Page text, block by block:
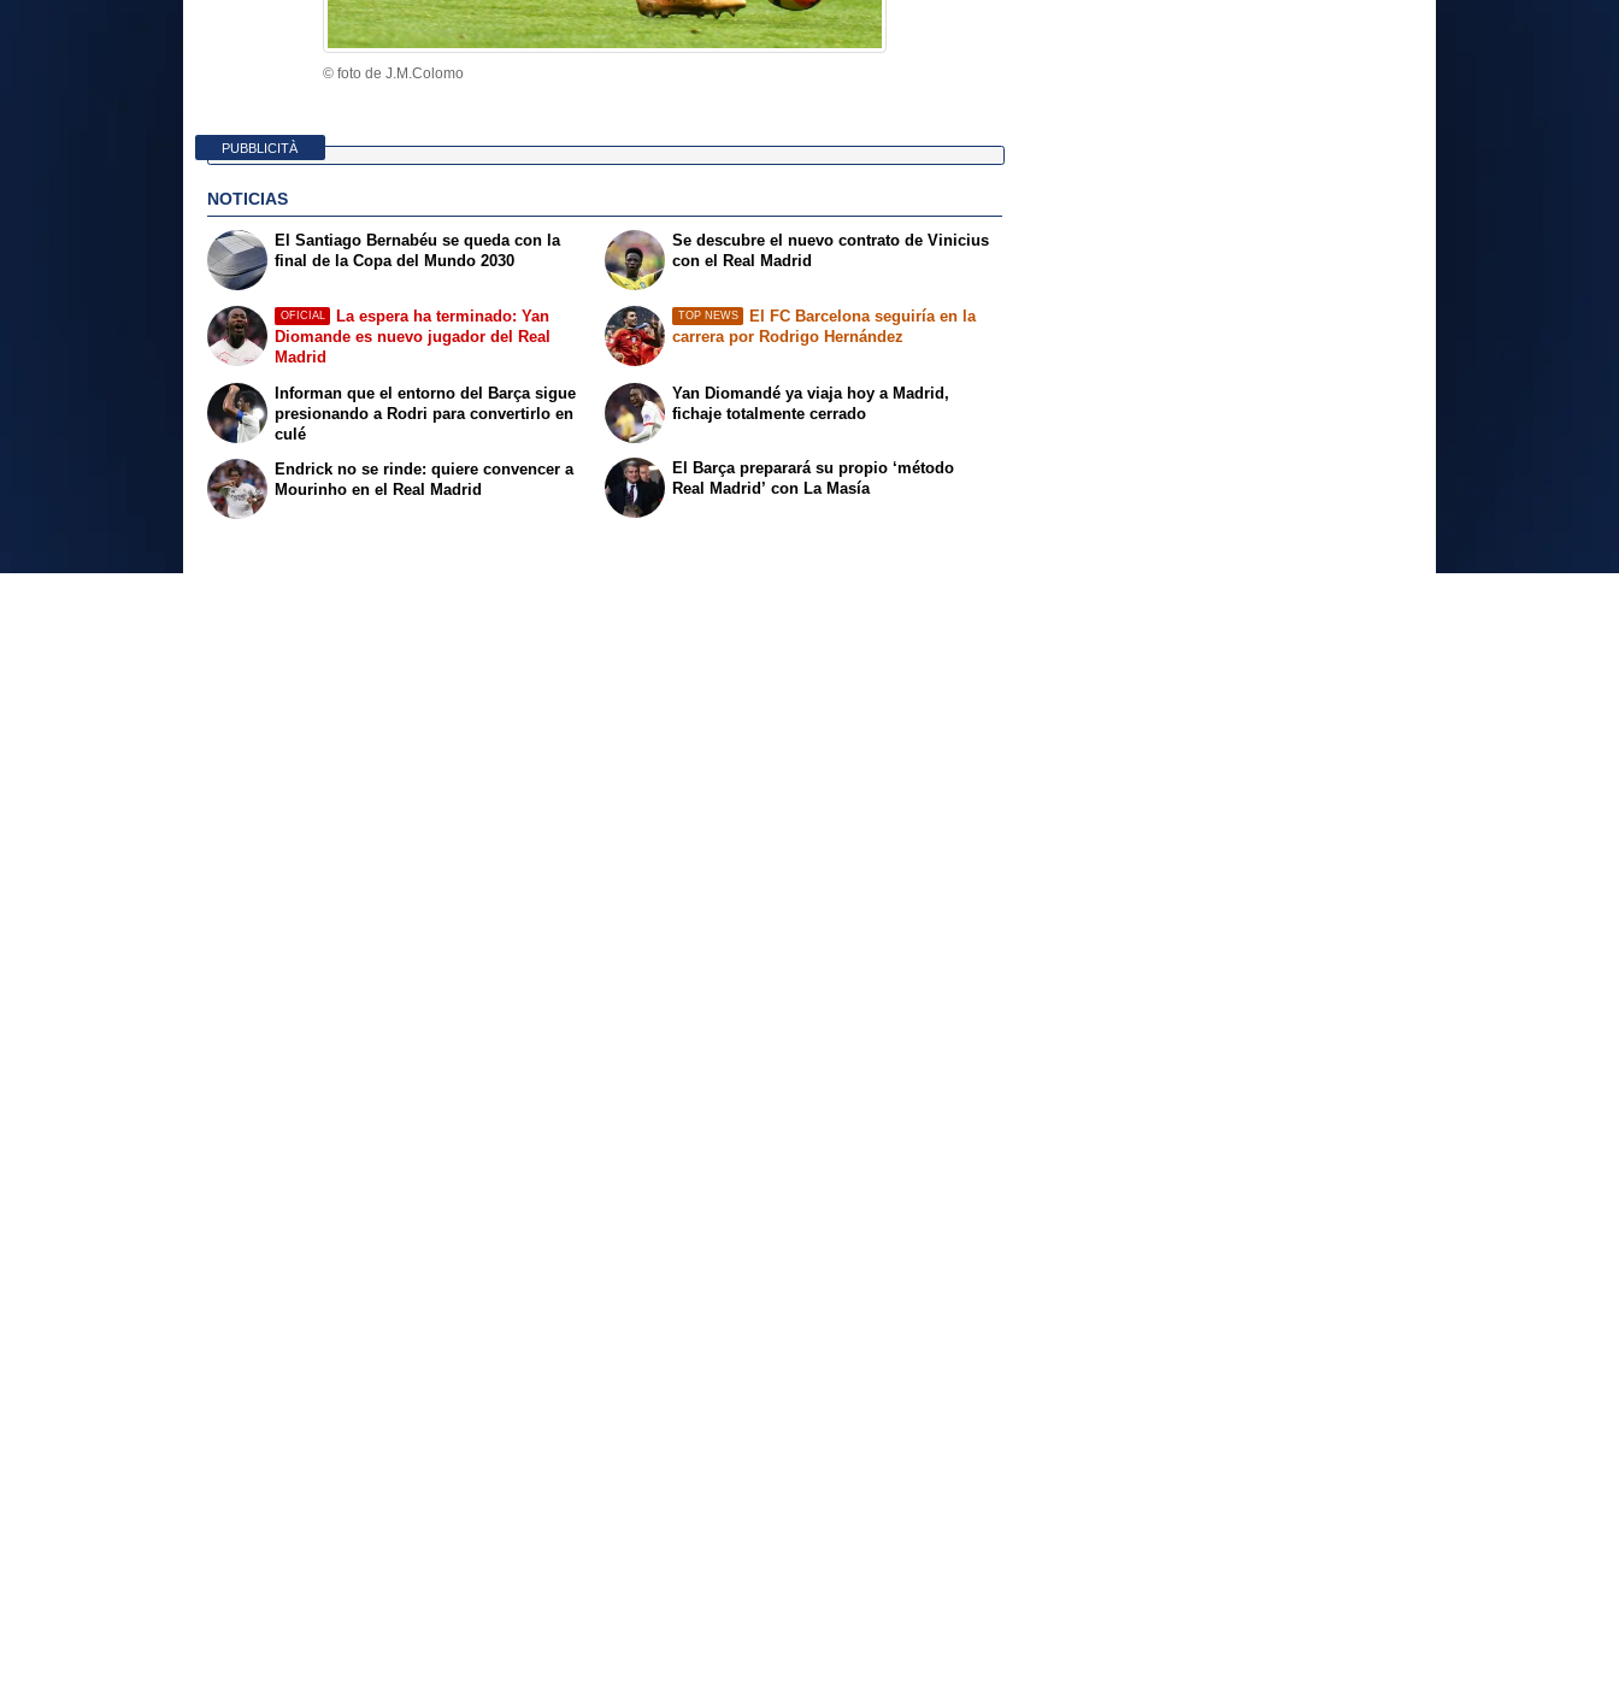
© foto de J.M.Colomo
PUBBLICITÀ
NOTICIAS
El Santiago Bernabéu se queda con la
final de la Copa del Mundo 2030
OFICIAL
La espera ha terminado: Yan
Diomande es nuevo jugador del Real
Madrid
Se descubre el nuevo contrato de Vinicius
con el Real Madrid
TOP NEWS
El FC Barcelona seguiría en la
carrera por Rodrigo Hernández
Informan que el entorno del Barça sigue
presionando a Rodri para convertirlo en
culé
Endrick no se rinde: quiere convencer a
Mourinho en el Real Madrid
Yan Diomandé ya viaja hoy a Madrid,
fichaje totalmente cerrado
El Barça preparará su propio ‘método
Real Madrid’ con La Masía